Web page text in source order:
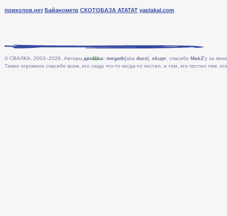
приколов.нет Байанометр СКОТОБАЗА АТАТАТ yaplakal.com
© СВАЛКА, 2003–2026. Авторы двиШка: megath[aka duro], skupr , спасибо MakZ'у за
Также огромное спасибо всем, кто сюда что-то когда-то постил, и тем, кто постил тем,